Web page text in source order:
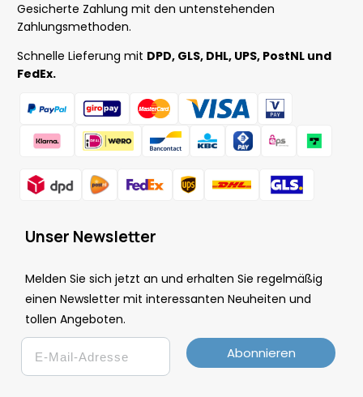
Gesicherte Zahlung mit den untenstehenden
Zahlungsmethoden.
Schnelle Lieferung mit DPD, GLS, DHL, UPS, PostNL und
FedEx.
Unser Newsletter
Melden Sie sich jetzt an und erhalten Sie regelmäßig
einen Newsletter mit interessanten Neuheiten und
tollen Angeboten.
Email
Abonnieren